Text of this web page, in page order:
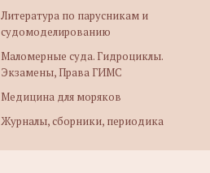
Литература по парусникам и
судомоделированию
Маломерные суда. Гидроциклы.
Экзамены, Права ГИМС
Медицина для моряков
Журналы, сборники, периодика